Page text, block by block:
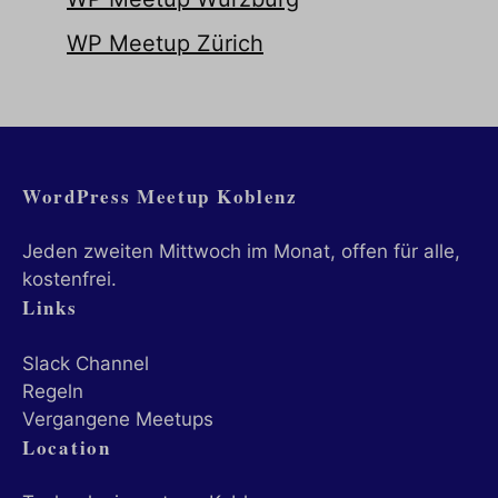
WP Meetup Zürich
WordPress Meetup Koblenz
Jeden zweiten Mittwoch im Monat, offen für alle,
kostenfrei.
Links
Slack Channel
Regeln
Vergangene Meetups
Location